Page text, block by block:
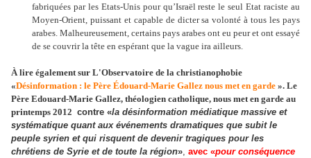
fabriquées par les Etats-Unis pour qu’Israël reste le seul Etat raciste au
Moyen-Orient, puissant et capable de dicter sa volonté à tous les pays
arabes. Malheureusement, certains pays arabes ont eu peur et ont essayé
de se couvrir la tête en espérant que la vague ira ailleurs.
À lire également sur L'Observatoire de la christianophobie
«Désinformation : le Père Édouard-Marie Gallez nous met en garde ». Le
Père Edouard-Marie Gallez, théologien catholique, nous met en garde au
printemps 2012 contre «la désinformation médiatique massive et
systématique quant aux événements dramatiques que subit le
peuple syrien et qui risquent de devenir tragiques pour les
chrétiens de Syrie et de toute la région», avec «pour conséquence